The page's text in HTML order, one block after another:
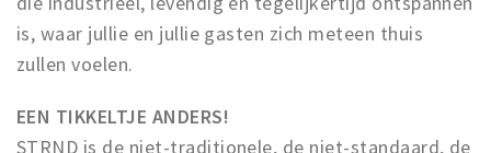
is, waar jullie en jullie gasten zich meteen thuis
zullen voelen.
EEN TIKKELTJE ANDERS!
STRND is de niet-traditionele, de niet-standaard, de